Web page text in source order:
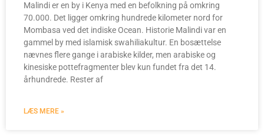
Malindi er en by i Kenya med en befolkning på omkring
70.000. Det ligger omkring hundrede kilometer nord for
Mombasa ved det indiske Ocean. Historie Malindi var en
gammel by med islamisk swahiliakultur. En bosættelse
nævnes flere gange i arabiske kilder, men arabiske og
kinesiske pottefragmenter blev kun fundet fra det 14.
århundrede. Rester af
LÆS MERE »